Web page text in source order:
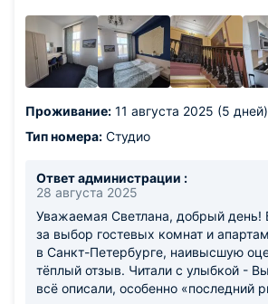
пожеланиями, управляющая
возвращались без ног. И последний
на 5 этаж)))
Проживание: 11 августа 2025 (5 дней)
Тип номера: Студио
Ответ администрации :
28 августа 2025
Уважаемая Светлана, добрый день!
за выбор гостевых комнат и
в Санкт-Петербурге, наивысшую
тёплый отзыв. Читали с улыбкой -
всё описали, особенно «последний